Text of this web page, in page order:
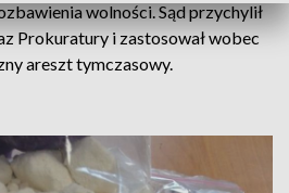
wolności. Sąd przychylił
Prokuratury i zastosował wobec
areszt tymczasowy.